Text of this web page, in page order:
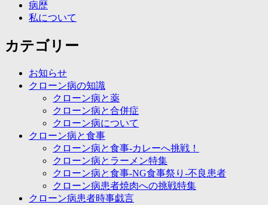
病歴
私について
カテゴリー
お知らせ
クローン病の知識
クローン病と薬
クローン病と合併症
クローン病について
クローン病と食事
クローン病と食事-カレーへ挑戦！
クローン病とラーメン特集
クローン病と食事-NG食事祭り-不良患者
クローン病患者焼肉への挑戦特集
クローン病患者時事戯言